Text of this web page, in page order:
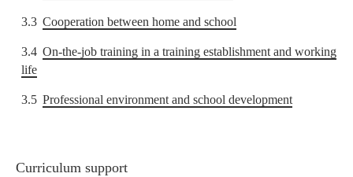
3.3 Cooperation between home and school
3.4 On-the-job training in a training establishment and working
life
3.5 Professional environment and school development
Curriculum support